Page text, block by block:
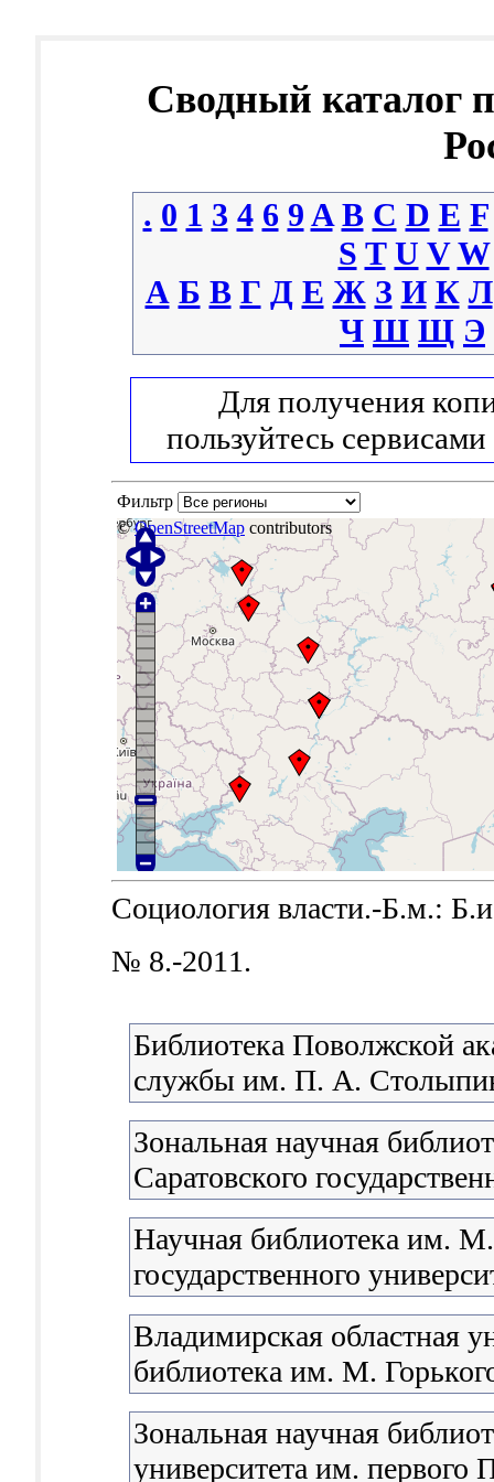
Сводный каталог
. 0 1 3 4 6 9 A B C D E F
S T U V W
А Б В Г Д Е Ж З И К Л
Ч Ш Щ Э
Для получения
пользуйтесь сервисами
Фильтр
©OpenStreetMap contributors
Социология власти.-Б.м.:
№ 8.-2011.
Библиотека Поволжской
службы им. П. А.
Зональная научная
Саратовского
Научная библиотека им.
государственного
Владимирская областная
библиотека им. М.
Зональная научная
университета им. первого